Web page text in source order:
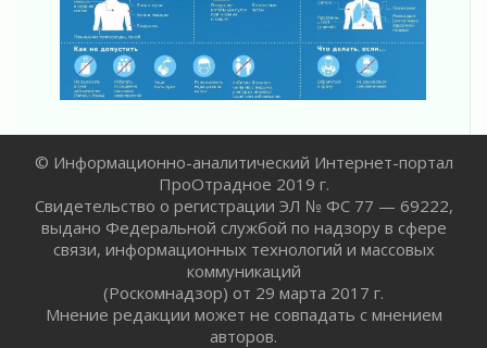
Комфортное лето: в Ленобласти 30 июля
ожидается теплая и сухая погода
30 июля 2026
Ладожский мост на трассе «Кола» полностью
30 июля 2026
Волейболисты из Всеволожского района
представят Ленинградскую область на
всероссийском финале в Москве
30 июля 2026
«Кубок Защитников Отечества» для
ветеранов СВО стартовал в Выборге
30 июля 2026
Заблудившегося пенсионера вывели из леса в
© Информационно-аналитический Интернет-портал
ПроОтрадное 2019 г.
Свидетельство о регистрации ЭЛ № ФС 77 — 69222,
выдано Федеральной службой по надзору в сфере
связи, информационных технологий и массовых
коммуникаций
(Роскомнадзор) от 29 марта 2017 г.
Мнение редакции может не совпадать с мнением
авторов.